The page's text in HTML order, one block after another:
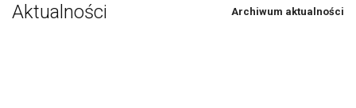
Aktualności Archiwum aktualności